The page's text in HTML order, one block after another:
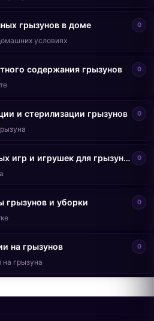
грызунов в доме 0
условиях
содержания грызунов 0
и стерилизации грызунов 0
Обсуждение активных игр и игрушек для грызунов 0
грызунов и уборки 0
на грызунов 0
грызуна